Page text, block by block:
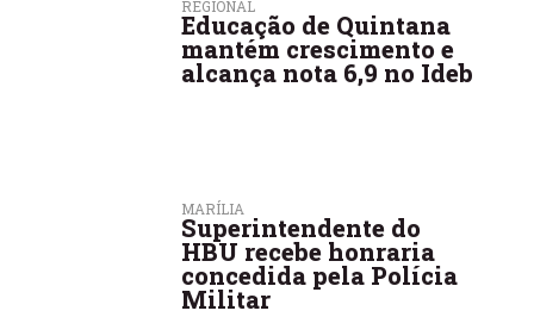
REGIONAL
Educação de Quintana
mantém crescimento e
alcança nota 6,9 no Ideb
MARÍLIA
Superintendente do
HBU recebe honraria
concedida pela Polícia
Militar